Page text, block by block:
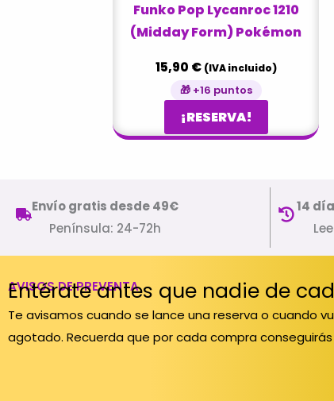
Funko Pop Lycanroc 1210
(Midday Form) Pokémon
15,90 € (IVA incluido)
🎁 +16 puntos
¡RESERVA!
Envío gratis desde 49€
Península: 24-72h
14
AVISOS DE PREVENTA
Entérate antes que nadie de
Te avisamos cuando se lance una reserva o cuando
agotado. Recuerda que por cada compra